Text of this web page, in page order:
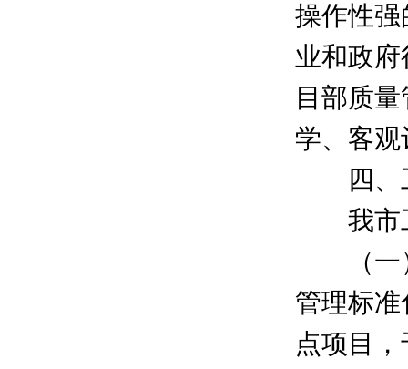
操作性
业和政
目部质
学、客
四、
我市工
（一）
管理标
点项目